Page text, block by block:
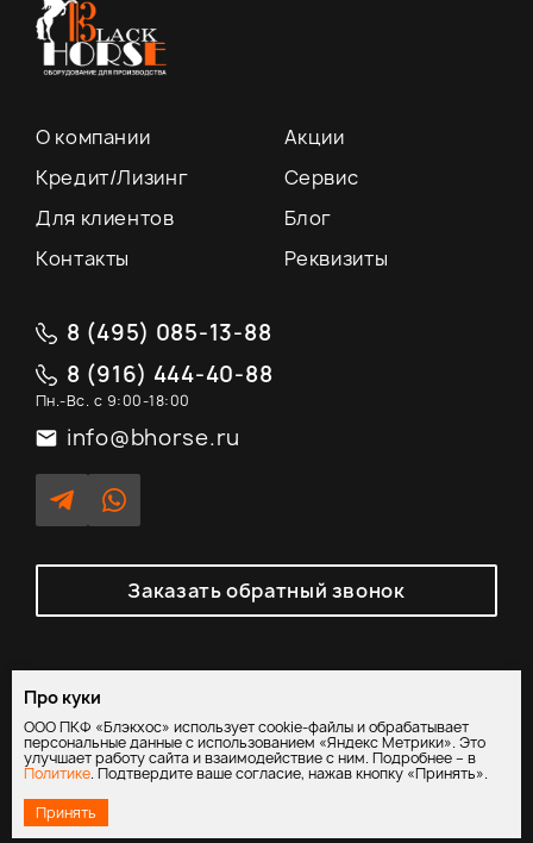
О компании
Акции
Кредит/Лизинг
Сервис
Для клиентов
Блог
Контакты
Реквизиты
8 (495) 085-13-88
8 (916) 444-40-88
Пн.-Вс. с 9:00-18:00
info@bhorse.ru
Заказать обратный звонок
Политика обработки персональных данных
обработку персональных данных
Про куки
ООО ПКФ «Блэкхос» использует cookie-файлы и обрабатывает
персональные данные с использованием «Яндекс Метрики». Это
улучшает работу сайта и взаимодействие с ним. Подробнее – в
Политике. Подтвердите ваше согласие, нажав кнопку «Принять».
Принять